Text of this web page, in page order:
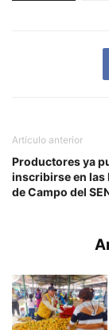
Artículo anterior
Productores ya
inscribirse en las
de Campo del